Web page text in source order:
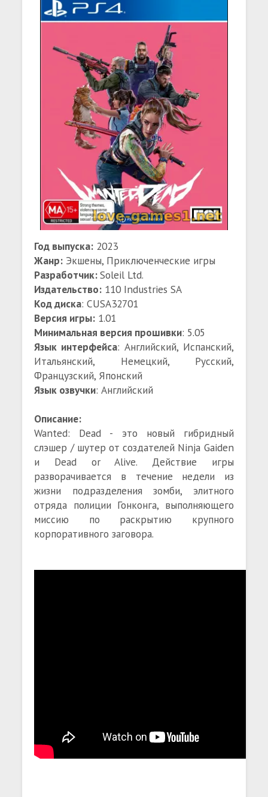
Год выпуска: 2023
Жанр: Экшены, Приключенческие игры
Разработчик:Soleil Ltd.
Издательство: 110 Industries SA
Код диска: CUSA32701
Версия игры: 1.01
Минимальная версия прошивки: 5.05
Язык интерфейса: Английский, Испанский,
Итальянский, Немецкий, Русский,
Французский, Японский
Язык озвучки: Английский
Описание:
Wanted: Dead - это новый гибридный
слэшер / шутер от создателей Ninja Gaiden
и Dead or Alive. Действие игры
разворачивается в течение недели из
жизни подразделения зомби, элитного
отряда полиции Гонконга, выполняющего
миссию по раскрытию крупного
корпоративного заговора.